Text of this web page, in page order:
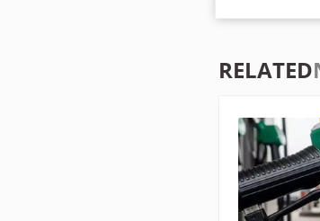
RELATED